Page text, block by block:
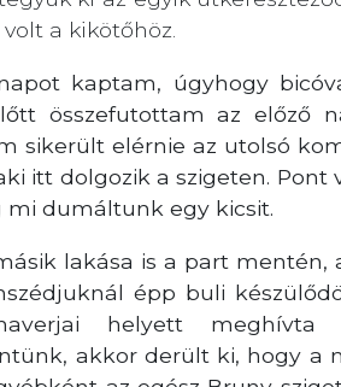
a kikötőhöz.
kaptam, úgyhogy
összefutottam az előző
sikerült elérnie az utolsó
itt dolgozik a szigeten. Pont
dumáltunk egy kicsit.
lakása is a part mentén,
épp buli
helyett meghívta
akkor derült ki, hogy a